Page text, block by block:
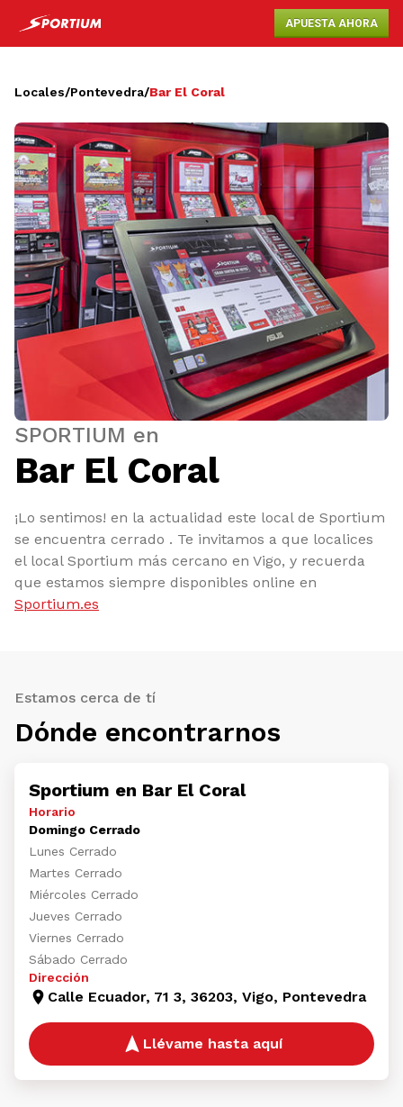
APUESTA AHORA
Locales/Pontevedra/Bar El Coral
SPORTIUM en
Bar El Coral
¡Lo sentimos! en la actualidad este local de Sportium
se encuentra cerrado . Te invitamos a que localices
el local Sportium más cercano en Vigo, y recuerda
que estamos siempre disponibles online en
Sportium.es
Estamos cerca de tí
Dónde encontrarnos
Sportium en Bar El Coral
Horario
Domingo Cerrado
Lunes Cerrado
Martes Cerrado
Miércoles Cerrado
Jueves Cerrado
Viernes Cerrado
Sábado Cerrado
Dirección
Calle Ecuador, 71 3, 36203, Vigo, Pontevedra
Llévame hasta aquí